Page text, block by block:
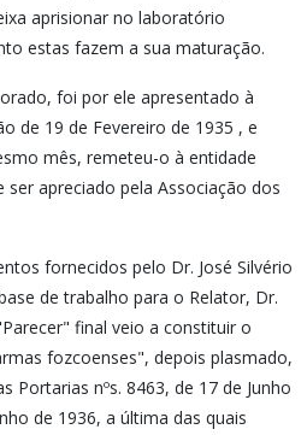
aprisionar no laboratório
estas fazem a sua maturação.
foi por ele apresentado à
de 19 de Fevereiro de 1935 , e
mês, remeteu-o à entidade
apreciado pela Associação dos
fornecidos pelo Dr. José Silvério
de trabalho para o Relator, Dr.
final veio a constituir o
fozcoenses", depois plasmado,
Portarias nºs. 8463, de 17 de Junho
de 1936, a última das quais